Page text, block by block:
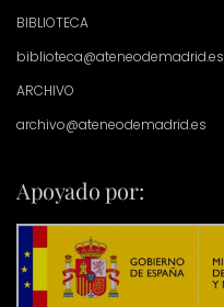
BIBLIOTECA
biblioteca@ateneodemadrid.es
ARCHIVO
archivo@ateneodemadrid.es
Apoyado por: